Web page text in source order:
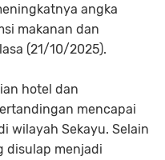
angka
makanan dan
(21/10/2025).
hotel dan
mencapai
wilayah Sekayu. Selain
disulap menjadi